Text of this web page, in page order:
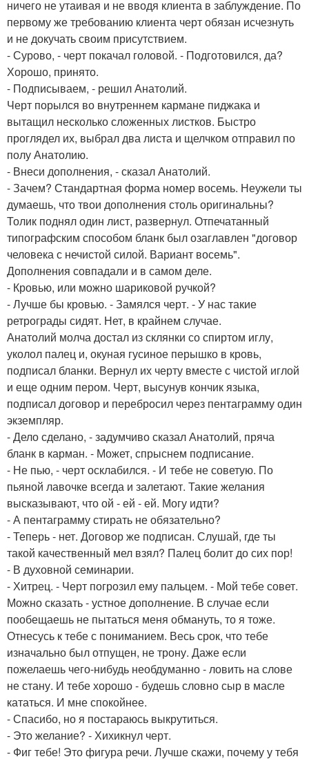
ничего не утаивая и не вводя клиента в заблуждение. По
первому же требованию клиента черт обязан исчезнуть
и не докучать своим присутствием.
- Сурово, - черт покачал головой. - Подготовился, да?
Хорошо, принято.
- Подписываем, - решил Анатолий.
Черт порылся во внутреннем кармане пиджака и
вытащил несколько сложенных листков. Быстро
проглядел их, выбрал два листа и щелчком отправил по
полу Анатолию.
- Внеси дополнения, - сказал Анатолий.
- Зачем? Стандартная форма номер восемь. Неужели ты
думаешь, что твои дополнения столь оригинальны?
Толик поднял один лист, развернул. Отпечатанный
типографским способом бланк был озаглавлен "договор
человека с нечистой силой. Вариант восемь".
Дополнения совпадали и в самом деле.
- Кровью, или можно шариковой ручкой?
- Лучше бы кровью. - Замялся черт. - У нас такие
ретрограды сидят. Нет, в крайнем случае.
Анатолий молча достал из склянки со спиртом иглу,
уколол палец и, окуная гусиное перышко в кровь,
подписал бланки. Вернул их черту вместе с чистой иглой
и еще одним пером. Черт, высунув кончик языка,
подписал договор и перебросил через пентаграмму один
экземпляр.
- Дело сделано, - задумчиво сказал Анатолий, пряча
бланк в карман. - Может, спрыснем подписание.
- Не пью, - черт осклабился. - И тебе не советую. По
пьяной лавочке всегда и залетают. Такие желания
высказывают, что ой - ей - ей. Могу идти?
- А пентаграмму стирать не обязательно?
- Теперь - нет. Договор же подписан. Слушай, где ты
такой качественный мел взял? Палец болит до сих пор!
- В духовной семинарии.
- Хитрец. - Черт погрозил ему пальцем. - Мой тебе совет.
Можно сказать - устное дополнение. В случае если
пообещаешь не пытаться меня обмануть, то я тоже.
Отнесусь к тебе с пониманием. Весь срок, что тебе
изначально был отпущен, не трону. Даже если
пожелаешь чего-нибудь необдуманно - ловить на слове
не стану. И тебе хорошо - будешь словно сыр в масле
кататься. И мне спокойнее.
- Спасибо, но я постараюсь выкрутиться.
- Это желание? - Хихикнул черт.
- Фиг тебе! Это фигура речи. Лучше скажи, почему у тебя